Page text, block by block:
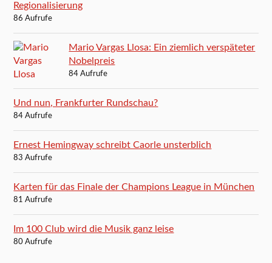
Regionalisierung
86 Aufrufe
Mario Vargas Llosa: Ein ziemlich verspäteter
Nobelpreis
84 Aufrufe
Und nun, Frankfurter Rundschau?
84 Aufrufe
Ernest Hemingway schreibt Caorle unsterblich
83 Aufrufe
Karten für das Finale der Champions League in München
81 Aufrufe
Im 100 Club wird die Musik ganz leise
80 Aufrufe